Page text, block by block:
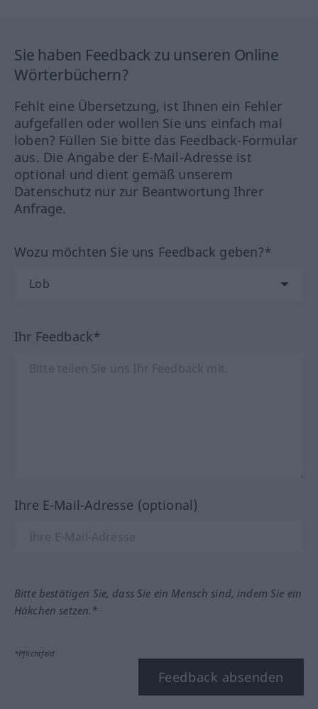
Sie haben Feedback zu unseren Online
Wörterbüchern?
Fehlt eine Übersetzung, ist Ihnen ein Fehler
aufgefallen oder wollen Sie uns einfach mal
loben? Füllen Sie bitte das Feedback-Formular
aus. Die Angabe der E-Mail-Adresse ist
optional und dient gemäß unserem
Datenschutz nur zur Beantwortung Ihrer
Anfrage.
Wozu möchten Sie uns Feedback geben?*
Ihr Feedback*
Ihre E-Mail-Adresse (optional)
Bitte bestätigen Sie, dass Sie ein Mensch sind, indem Sie ein
Häkchen setzen.*
*Pflichtfeld
Feedback absenden